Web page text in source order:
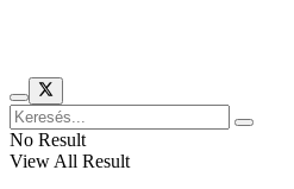
No Result
View All Result